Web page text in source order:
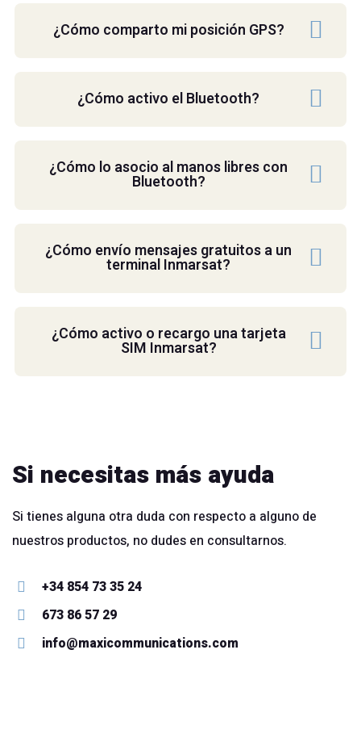
¿Cómo comparto mi posición GPS?
¿Cómo activo el Bluetooth?
¿Cómo lo asocio al manos libres con
Bluetooth?
¿Cómo envío mensajes gratuitos a un
terminal Inmarsat?
¿Cómo activo o recargo una tarjeta
SIM Inmarsat?
Si necesitas más ayuda
Si tienes alguna otra duda con respecto a alguno de
nuestros productos, no dudes en consultarnos.
+34 854 73 35 24
673 86 57 29
info@maxicommunications.com